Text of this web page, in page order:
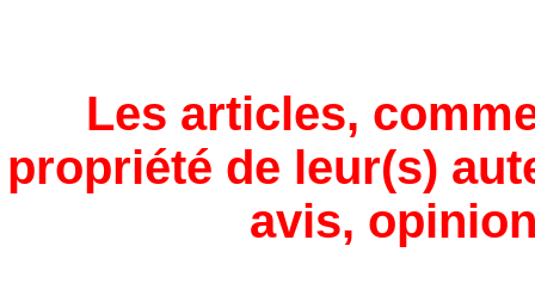
Les articles,
propriété de leur(s)
avis,